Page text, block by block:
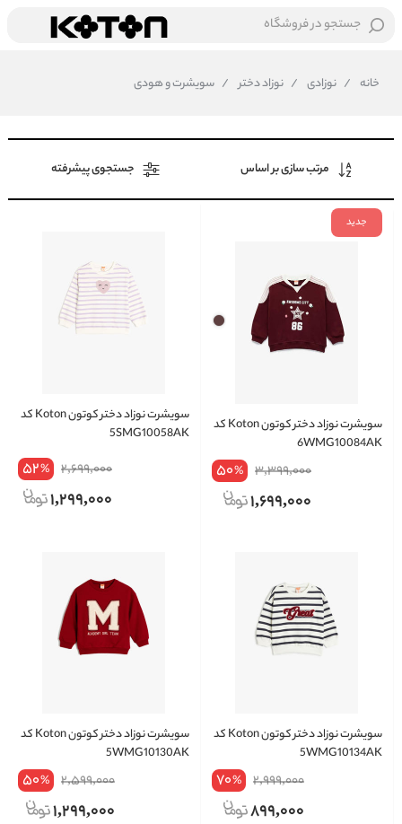
جستجو در فروشگاه
خانه / نوزادی / نوزاد دختر / سویشرت و هودی
مرتب سازی بر اساس جستجوی پیشرفته
جدید
سویشرت نوزاد دختر کوتون Koton کد
6WMG10084AK
3,399,000
50%
1,699,000
سویشرت نوزاد دختر کوتون Koton کد
5SMG10058AK
2,699,000
52%
1,299,000
سویشرت نوزاد دختر کوتون Koton کد
5WMG10134AK
2,999,000
70%
899,000
سویشرت نوزاد دختر کوتون Koton کد
5WMG10130AK
2,599,000
50%
1,299,000